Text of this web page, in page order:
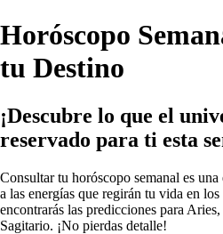
Horóscopo
tu Destino
¡Descubre lo que el
reservado para ti esta
Consultar tu horóscopo semanal es
a las energías que regirán tu vida en
encontrarás las predicciones para
Sagitario. ¡No pierdas detalle!